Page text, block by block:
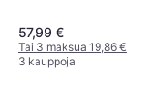
57,99 €
Tai 3 maksua 19,86 €
3 kauppoja